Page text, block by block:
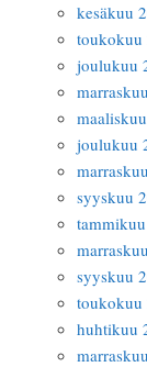
kesäkuu
toukokuu
joulukuu
joulukuu
syyskuu
syyskuu
toukokuu
huhtikuu